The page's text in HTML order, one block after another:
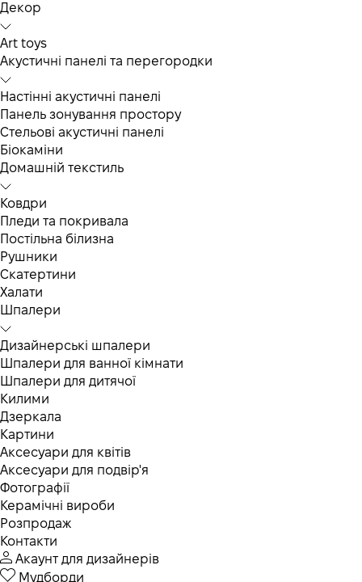
Декор
Art toys
Акустичні панелі та перегородки
Настінні акустичні панелі
Панель зонування простору
Стельові акустичні панелі
Біокаміни
Домашній текстиль
Ковдри
Пледи та покривала
Постільна білизна
Рушники
Скатертини
Халати
Шпалери
Дизайнерські шпалери
Шпалери для ванної кімнати
Шпалери для дитячої
Килими
Дзеркала
Картини
Аксесуари для квітів
Аксесуари для подвір'я
Фотографії
Керамічні вироби
Розпродаж
Контакти
Акаунт для дизайнерів
Мудборди